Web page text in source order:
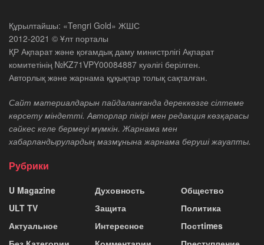
Құрылтайшы: «Tengri Gold» ЖШС
2012-2021 © Ұлт порталы
ҚР Ақпарат және қоғамдық даму министрлігі Ақпарат
комитетінің №KZ71VPY00084887 куәлігі берілген.
Авторлық және жарнама құқықтар толық сақталған.
Сайт материалдарын пайдаланғанда дереккөзге сілтеме
көрсету міндетті. Авторлар пікірі мен редакция көзқарасы
сәйкес келе бермеуі мүмкін. Жарнама мен
хабарландырулардың мазмұнына жарнама беруші жауапты.
Рубрики
U Magazine
ULT TV
Актуальное
Духовность
Защита
Интересное
Общество
Политика
Постtimes